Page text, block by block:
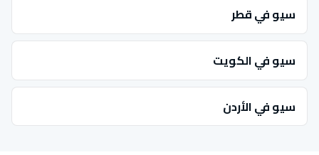
سيو في قطر
سيو في الكويت
سيو في الأردن